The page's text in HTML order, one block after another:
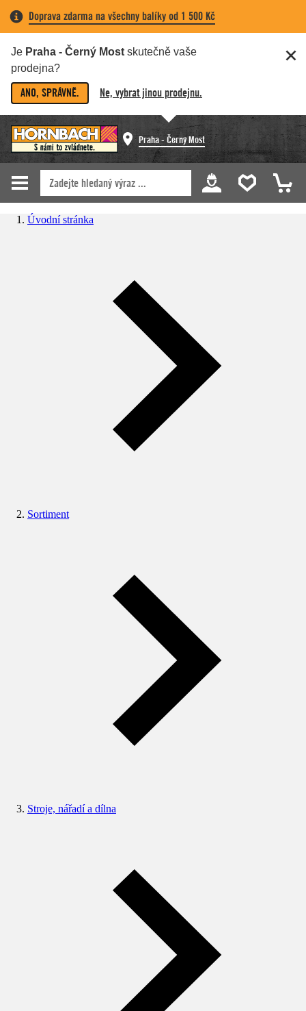
Doprava zdarma na všechny balíky od 1 500 Kč
Je Praha - Černý Most skutečně vaše
prodejna?
ANO, SPRÁVNĚ. Ne, vybrat jinou prodejnu.
Praha - Černý Most
Úvodní stránka
Sortiment
Stroje, nářadí a dílna